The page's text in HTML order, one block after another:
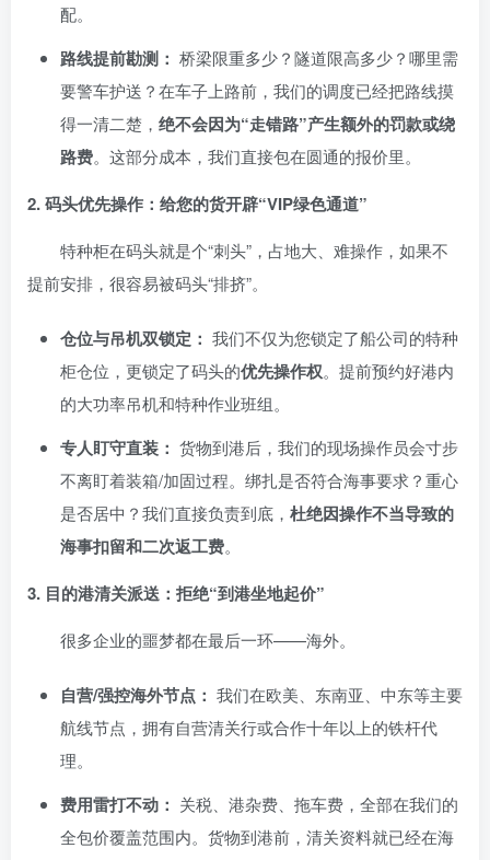
配。
路线提前勘测： 桥梁限重多少？隧道限高多少？哪里需
要警车护送？在车子上路前，我们的调度已经把路线摸
得一清二楚， 绝不会因为“走错路”产生额外的罚款或绕
路费。这部分成本，我们直接包在圆通的报价里。
2. 码头优先操作：给您的货开辟“VIP绿色通道”
特种柜在码头就是个“刺头”，占地大、难操作，如果不
提前安排，很容易被码头“排挤”。
仓位与吊机双锁定： 我们不仅为您锁定了船公司的特种
柜仓位，更锁定了码头的优先操作权。提前预约好港内
的大功率吊机和特种作业班组。
专人盯守直装： 货物到港后，我们的现场操作员会寸步
不离盯着装箱/加固过程。绑扎是否符合海事要求？重心
是否居中？我们直接负责到底， 杜绝因操作不当导致的
海事扣留和二次返工费。
3. 目的港清关派送：拒绝“到港坐地起价”
很多企业的噩梦都在最后一环——海外。
自营/强控海外节点： 我们在欧美、东南亚、中东等主要
航线节点，拥有自营清关行或合作十年以上的铁杆代
理。
费用雷打不动： 关税、港杂费、拖车费，全部在我们的
全包价覆盖范围内。货物到港前，清关资料就已经在海